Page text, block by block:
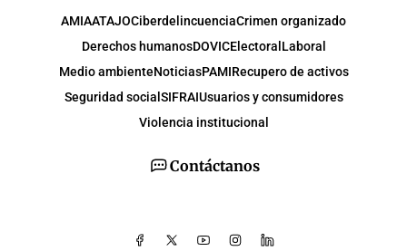
Contáctanos
AMIAATAJOCiberdelincuenciaCrimen organizado
Derechos humanosDOVICElectoral Laboral
Medio ambienteNoticiasPAMIRecupero de activos
Seguridad social SIFRAIUsuarios y consumidores
Violencia institucional